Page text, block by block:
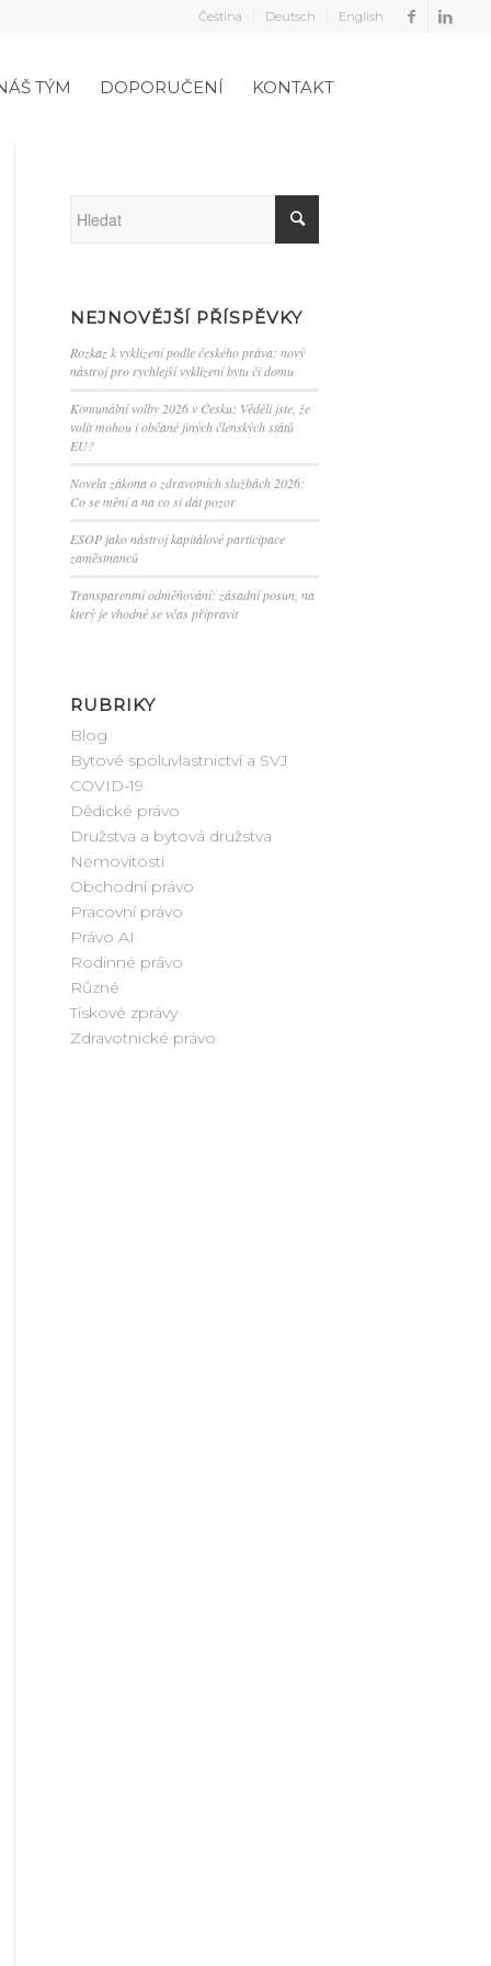
Čeština Deutsch English
TÝM DOPORUČENÍ KONTAKT
NEJNOVĚJŠÍ PŘÍSPĚVKY
Rozkaz k vyklizení podle českého práva: nový
nástroj pro rychlejší vyklizení bytu či domu
Komunální volby 2026 v Česku: Věděli jste, že
volit mohou i občané jiných členských států
EU?
Novela zákona o zdravotních službách 2026:
Co se mění a na co si dát pozor
ESOP jako nástroj kapitálové participace
zaměstnanců
Transparentní odměňování: zásadní posun, na
který je vhodné se včas připravit
RUBRIKY
Blog
Bytové spoluvlastnictví a SVJ
COVID-19
Dědické právo
Družstva a bytová družstva
Nemovitosti
Obchodní právo
Pracovní právo
Právo AI
Rodinné právo
Různé
Tiskové zprávy
Zdravotnické právo